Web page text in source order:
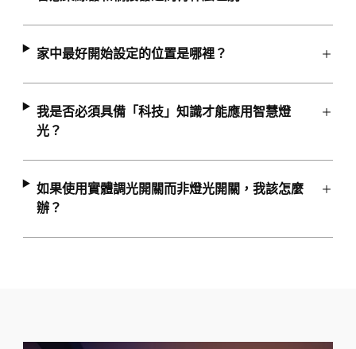
家中最好開始設定的位置是哪裡？
我是否必須具備「科技」知識才能應用智慧燈
光？
如果使用實體調光開關而非燈光開關，我該怎麼
辦？